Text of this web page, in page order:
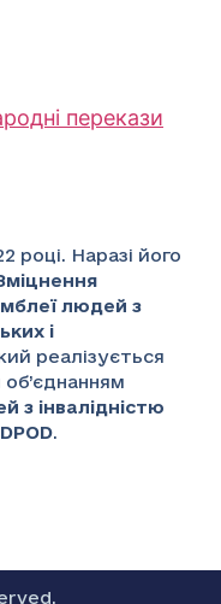
перекази
році. Наразі його
людей з
і
реалізується
з інвалідністю
DPOD.